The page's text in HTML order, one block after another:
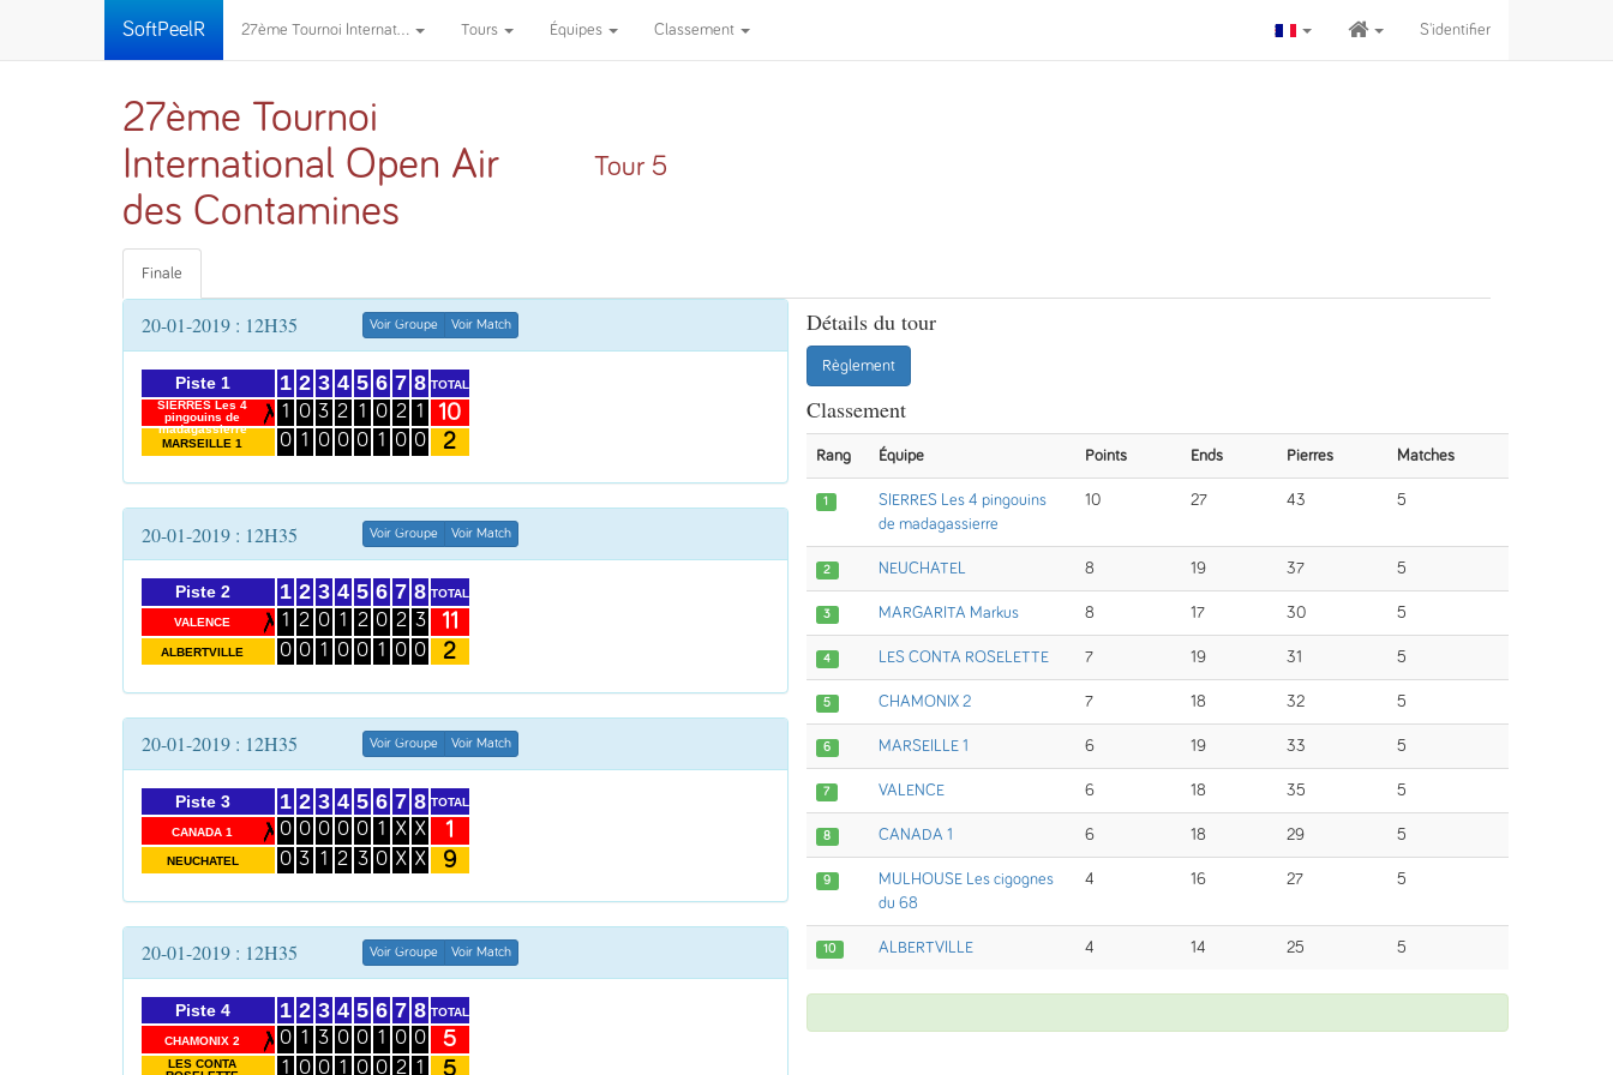
SoftPeelR 27ème Tournoi Internat... Tours Équipes Classement S'identifier
27ème Tournoi
International Open Air
des Contamines
Tour 5
Finale
20-01-2019 : 12H35 Voir Groupe Voir Match
Piste 1
SIERRES Les 4
pingouins de
madagassierre
MARSEILLE 1
1
1
0
2
0
1
3
3
0
4
2
0
5
1
0
6
0
1
7
2
0
8
1
0
TOTAL
10
2
20-01-2019 : 12H35 Voir Groupe Voir Match
Piste 2
VALENCE
ALBERTVILLE
1
1
0
2
2
0
3
0
1
4
1
0
5
2
0
6
0
1
7
2
0
8
3
0
TOTAL
11
2
20-01-2019 : 12H35 Voir Groupe Voir Match
Piste 3
CANADA 1
NEUCHATEL
1
0
0
2
0
3
3
0
1
4
0
2
5
0
3
6
1
0
7
X
X
8
X
X
TOTAL
1
9
20-01-2019 : 12H35 Voir Groupe Voir Match
Piste 4
CHAMONIX 2
LES CONTA
1
0
1
2
1
0
3
3
0
4
0
1
5
0
0
6
1
0
7
0
2
8
0
1
TOTAL
5
5
Détails du tour
Règlement
Classement
Rang Équipe Points Ends Pierres Matches
1
SIERRES Les 4 pingouins
de madagassierre
10 27 43 5
2 NEUCHATEL 8 19 37 5
3 MARGARITA Markus 8 17 30 5
4 LES CONTA ROSELETTE 7 19 31 5
5 CHAMONIX 2 7 18 32 5
6 MARSEILLE 1 6 19 33 5
7 VALENCE 6 18 35 5
8 CANADA 1 6 18 29 5
9
MULHOUSE Les cigognes
du 68
4 16 27 5
10 ALBERTVILLE 4 14 25 5